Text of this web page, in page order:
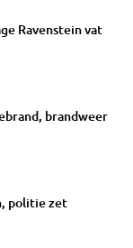
Ravenstein vat
brandweer
politie zet